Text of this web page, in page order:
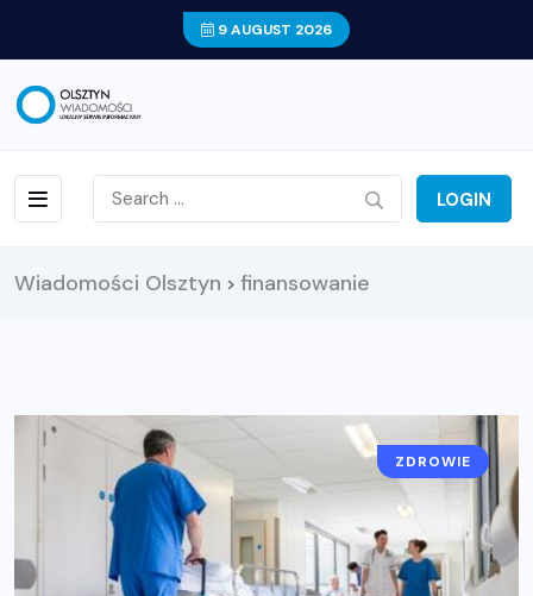
9 AUGUST 2026
LOGIN
Wiadomości Olsztyn > finansowanie
ZDROWIE